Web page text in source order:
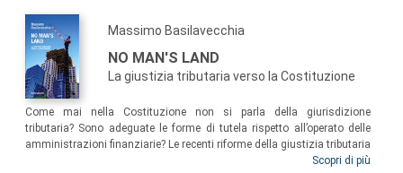
Massimo Basilavecchia
NO MAN'S LAND
La giustizia tributaria verso la Costituzione
Come mai nella Costituzione non si parla della giurisdizione
tributaria? Sono adeguate le forme di tutela rispetto all’operato delle
amministrazioni finanziarie? Le recenti riforme della giustizia tributaria
sono sufficienti e attuabili? A questi e altri interrogativi è dedicato il
Scopri di più